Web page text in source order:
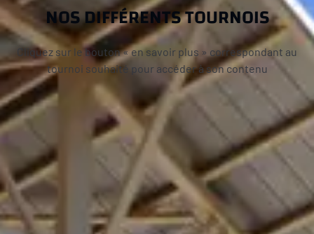
NOS DIFFÉRENTS TOURNOIS
Cliquez sur le bouton « en savoir plus » correspondant au
tournoi souhaité pour accéder à son contenu